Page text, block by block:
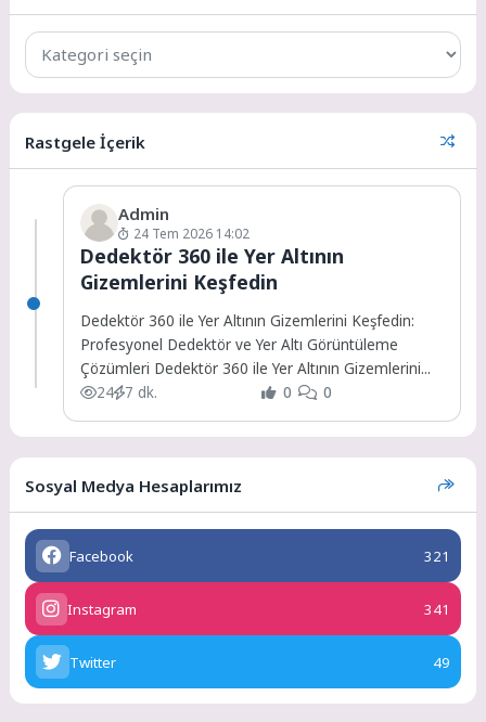
Rastgele İçerik
Admin
24 Tem 2026 14:02
Dedektör 360 ile Yer Altının
Gizemlerini Keşfedin
Dedektör 360 ile Yer Altının Gizemlerini Keşfedin:
Profesyonel Dedektör ve Yer Altı Görüntüleme
Çözümleri Dedektör 360 ile Yer Altının Gizemlerini...
24 7 dk. 0 0
Sosyal Medya Hesaplarımız
Facebook 321
Instagram 341
Twitter 49